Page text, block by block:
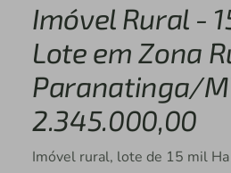
Imóvel Rural -
Lote em Zona
Paranatinga/
2.345.000,00
Imóvel rural, lote de 15 mil